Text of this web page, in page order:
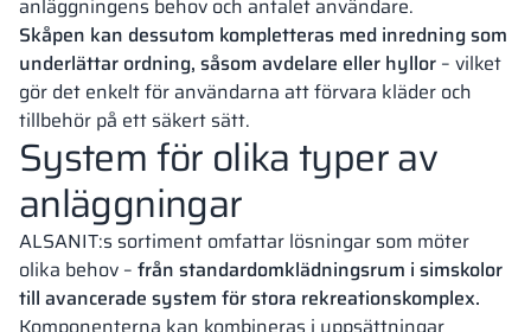
anläggningens behov och antalet användare.
Skåpen kan dessutom kompletteras med inredning som
underlättar ordning, såsom avdelare eller hyllor – vilket
gör det enkelt för användarna att förvara kläder och
tillbehör på ett säkert sätt.
System för olika typer av
anläggningar
ALSANIT:s sortiment omfattar lösningar som möter
olika behov – från standardomklädningsrum i simskolor
till avancerade system för stora rekreationskomplex.